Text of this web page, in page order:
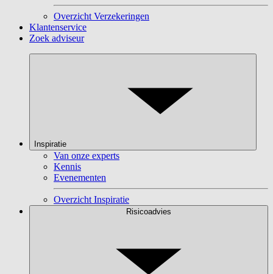
Overzicht Verzekeringen
Klantenservice
Zoek adviseur
Inspiratie
Van onze experts
Kennis
Evenementen
Overzicht Inspiratie
Risicoadvies